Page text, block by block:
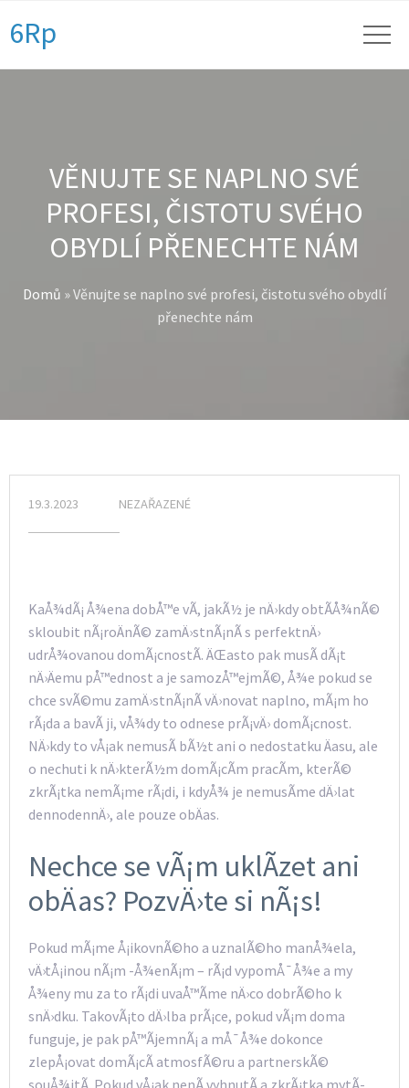
6Rp
VĚNUJTE SE NAPLNO SVÉ
PROFESI, ČISTOTU SVÉHO
OBYDLÍ PŘENECHTE NÁM
Domů »Věnujte se naplno své profesi, čistotu svého obydlí
přenechte nám
19.3.2023 NEZAŘAZENÉ
KaÅ¾dÃ¡ Å¾ena dobÅ™e vÃ­, jakÃ½ je nÄ›kdy obtÃ­Å¾nÃ©
skloubit nÃ¡roÄnÃ© zamÄ›stnÃ¡nÃ­ s perfektnÄ›
udrÅ¾ovanou domÃ¡cnostÃ­. ÄŒasto pak musÃ­ dÃ¡t
nÄ›Äemu pÅ™ednost a je samozÅ™ejmÃ©, Å¾e pokud se
chce svÃ©mu zamÄ›stnÃ¡nÃ­ vÄ›novat naplno, mÃ¡m ho
rÃ¡da a bavÃ­ ji, vÅ¾dy to odnese prÃ¡vÄ› domÃ¡cnost.
NÄ›kdy to vÅ¡ak nemusÃ­ bÃ½t ani o nedostatku Äasu, ale
o nechuti k nÄ›kterÃ½m domÃ¡cÃ­m pracÃ­m, kterÃ©
zkrÃ¡tka nemÃ¡me rÃ¡di, i kdyÅ¾ je nemusÃ­me dÄ›lat
dennodennÄ›, ale pouze obÄas.
Nechce se vÃ¡m uklÃ­zet ani
obÄas? PozvÄ›te si nÃ¡s!
Pokud mÃ¡me Å¡ikovnÃ©ho a uznalÃ©ho manÅ¾ela,
vÄ›tÅ¡inou nÃ¡m -Å¾enÃ¡m – rÃ¡d vypomÅ¯Å¾e a my
Å¾eny mu za to rÃ¡di uvaÅ™Ã­me nÄ›co dobrÃ©ho k
snÄ›dku. TakovÃ¡to dÄ›lba prÃ¡ce, pokud vÃ¡m doma
funguje, je pak pÅ™Ã­jemnÃ¡ a mÅ¯Å¾e dokonce
zlepÅ¡ovat domÃ¡cÃ­ atmosfÃ©ru a partnerskÃ©